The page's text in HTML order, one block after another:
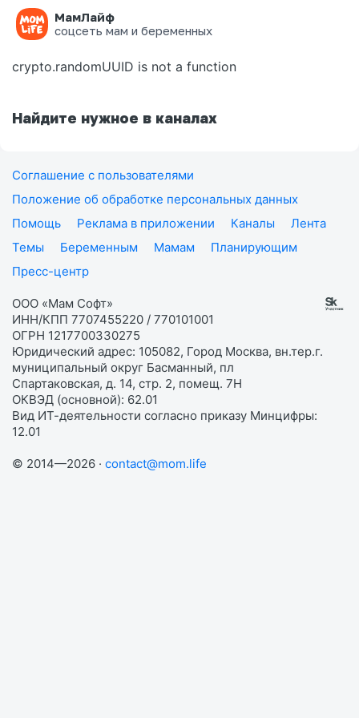
МамЛайф
соцсеть мам и беременных
Ошибка на странице
crypto.randomUUID is not a function
Найдите нужное в каналах
Соглашение с пользователями
Положение об обработке персональных данных
Помощь
Реклама в приложении Каналы
Лента
Темы
Беременным Мамам
Планирующим
Пресс-центр
ООО «Мам Софт»
ИНН/КПП 7707455220 / 770101001
ОГРН 1217700330275
Юридический адрес: 105082, Город Москва, вн.тер.г.
муниципальный округ Басманный, пл
Спартаковская, д. 14, стр. 2, помещ. 7Н
ОКВЭД (основной): 62.01
Вид ИТ-деятельности согласно приказу Минцифры:
12.01
© 2014—2026 · contact@mom.life